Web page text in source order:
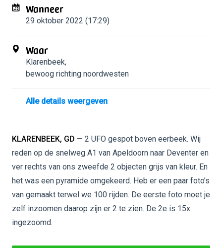
Wanneer
29 oktober 2022 (17:29)
Waar
Klarenbeek,
bewoog richting noordwesten
Alle details weergeven
KLARENBEEK, GD — 2 UFO gespot boven eerbeek. Wij
reden op de snelweg A1 van Apeldoorn naar Deventer en
ver rechts van ons zweefde 2 objecten grijs van kleur. En
het was een pyramide omgekeerd. Heb er een paar foto’s
van gemaakt terwel we 100 rijden. De eerste foto moet je
zelf inzoomen daarop zijn er 2 te zien. De 2e is 15x
ingezoomd.